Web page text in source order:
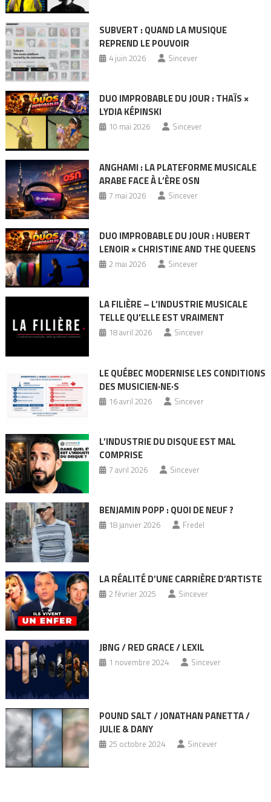
SUBVERT : QUAND LA MUSIQUE
REPREND LE POUVOIR
4 juin 2026 Sincever
DUO IMPROBABLE DU JOUR : THAÏS ×
LYDIA KÉPINSKI
10 mai 2026 Sincever
ANGHAMI : LA PLATEFORME MUSICALE
ARABE FACE À L’ÈRE OSN
7 mai 2026 Sincever
DUO IMPROBABLE DU JOUR : HUBERT
LENOIR × CHRISTINE AND THE QUEENS
2 mai 2026 Sincever
LA FILIÈRE – L’INDUSTRIE MUSICALE
TELLE QU’ELLE EST VRAIMENT
18 avril 2026 Sincever
LE QUÉBEC MODERNISE LES CONDITIONS
DES MUSICIEN·NE·S
16 avril 2026 Sincever
L’INDUSTRIE DU DISQUE EST MAL
COMPRISE
7 avril 2026 Sincever
BENJAMIN POPP : QUOI DE NEUF ?
18 janvier 2026 Fredel
LA RÉALITÉ D’UNE CARRIÈRE D’ARTISTE
2 février 2025 Sincever
JBNG / RED GRACE / LEXIL
1 novembre 2024 Sincever
POUND SALT / JONATHAN PANETTA /
JULIE & DANY
25 octobre 2024 Sincever